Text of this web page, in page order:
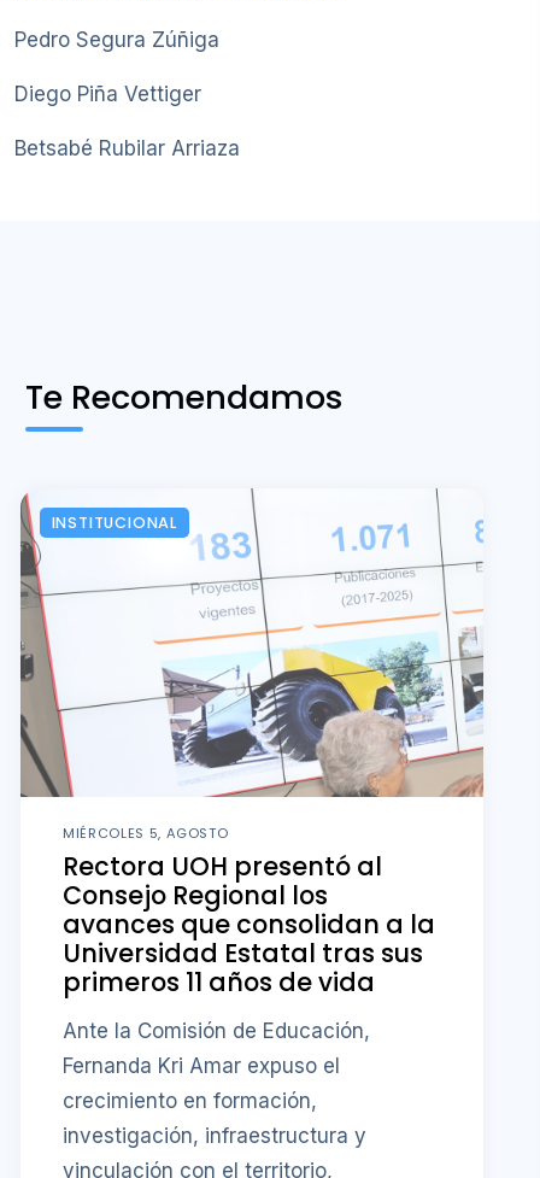
Pedro Segura Zúñiga
Diego Piña Vettiger
Betsabé Rubilar Arriaza
Te Recomendamos
INSTITUCIONAL
MIÉRCOLES 5, AGOSTO
Rectora UOH presentó al
Consejo Regional los
avances que consolidan a la
Universidad Estatal tras sus
primeros 11 años de vida
Ante la Comisión de Educación,
Fernanda Kri Amar expuso el
crecimiento en formación,
investigación, infraestructura y
vinculación con el territorio,